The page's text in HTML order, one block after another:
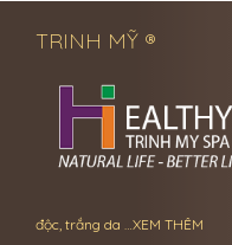
TRINH MỸ ®
độc, trắng da …XEM THÊM